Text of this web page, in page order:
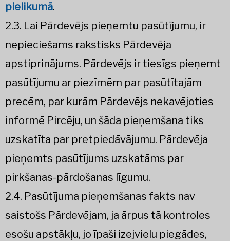
pielikumā.
2.3. Lai Pārdevējs pieņemtu pasūtījumu, ir
nepieciešams rakstisks Pārdevēja
apstiprinājums. Pārdevējs ir tiesīgs pieņemt
pasūtījumu ar piezīmēm par pasūtītajām
precēm, par kurām Pārdevējs nekavējoties
informē Pircēju, un šāda pieņemšana tiks
uzskatīta par pretpiedāvājumu. Pārdevēja
pieņemts pasūtījums uzskatāms par
pirkšanas-pārdošanas līgumu.
2.4. Pasūtījuma pieņemšanas fakts nav
saistošs Pārdevējam, ja ārpus tā kontroles
esošu apstākļu, jo īpaši izejvielu piegādes,